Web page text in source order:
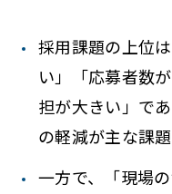
採用課題の上位
い」「応募者数
担が大きい」で
の軽減が主な課
一方で、「現場